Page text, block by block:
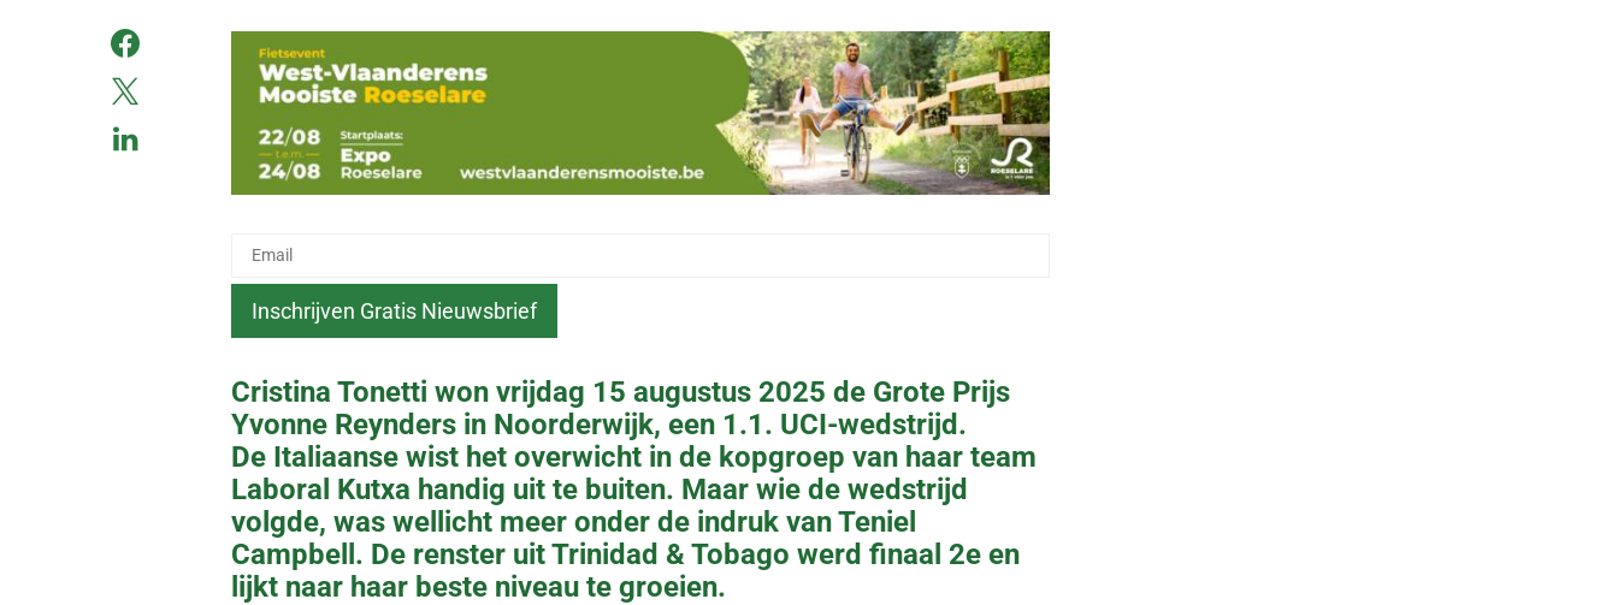
Cristina Tonetti won vrijdag 15 augustus 2025 de Grote Prijs
Yvonne Reynders in Noorderwijk, een 1.1. UCI-wedstrijd.
De Italiaanse wist het overwicht in de kopgroep van haar team
Laboral Kutxa handig uit te buiten. Maar wie de wedstrijd
volgde, was wellicht meer onder de indruk van Teniel
Campbell. De renster uit Trinidad & Tobago werd finaal 2e en
lijkt naar haar beste niveau te groeien.